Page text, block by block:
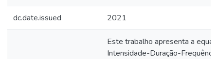
dc.date.issued 2021
Este trabalho apresenta a
Intensidade-Duração-